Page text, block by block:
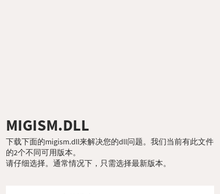
MIGISM.DLL
下载下面的migism.dll来解决您的dll问题。我们当前有此文件
的2个不同可用版本。
请仔细选择。通常情况下，只需选择最新版本。